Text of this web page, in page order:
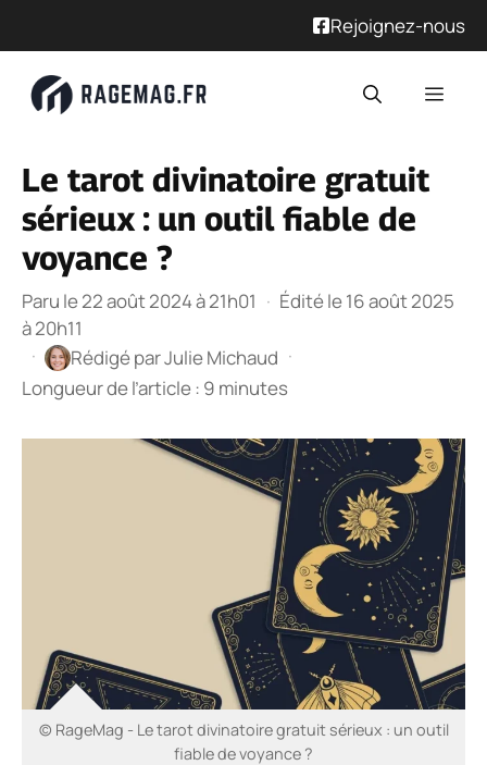
Rejoignez-nous
Le tarot divinatoire gratuit
sérieux : un outil fiable de
voyance ?
Paru le 22 août 2024 à 21h01 · Édité le 16 août 2025
à 20h11
·
Rédigé parJulie Michaud ·
Longueur de l’article : 9 minutes
© RageMag - Le tarot divinatoire gratuit sérieux : un outil
fiable de voyance ?